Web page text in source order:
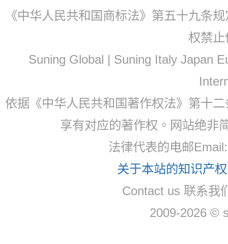
《中华人民共和国商标法》第五十九条
权禁
Suning Global | Suning Italy Japan
依据《中华人民共和国著作权法》第十
享有对应的著作权。网站绝非
法律代表的电邮
关于本站的知识产
Contact us 联系我
2009-2026 ©